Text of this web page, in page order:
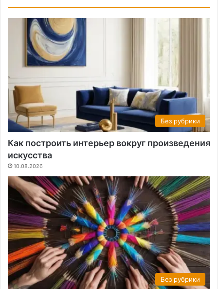
Без рубрики
Как построить интерьер вокруг произведения
искусства
10.08.2026
Без рубрики